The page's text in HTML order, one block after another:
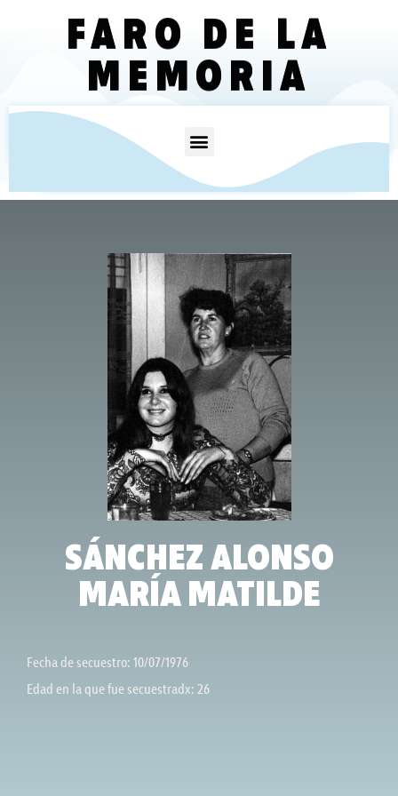
FARO DE LA
MEMORIA
SÁNCHEZ ALONSO
MARÍA MATILDE
Fecha de secuestro: 10/07/1976
Edad en la que fue secuestradx: 26